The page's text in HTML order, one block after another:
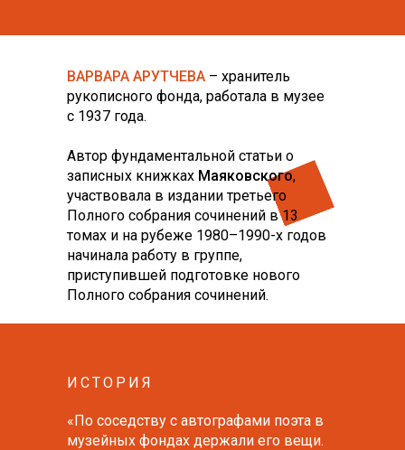
ВАРВАРА АРУТЧЕВА – хранитель
рукописного фонда, работала в музее
с 1937 года.
Автор фундаментальной статьи о
записных книжках Маяковского,
участвовала в издании третьего
Полного собрания сочинений в 13
томах и на рубеже 1980–1990-х годов
начинала работу в группе,
приступившей подготовке нового
Полного собрания сочинений.
«По соседству с автографами поэта в
музейных фондах держали его вещи.
ИСТОРИЯ